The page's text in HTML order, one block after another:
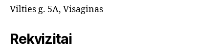
Vilties g. 5A, Visaginas
Rekvizitai